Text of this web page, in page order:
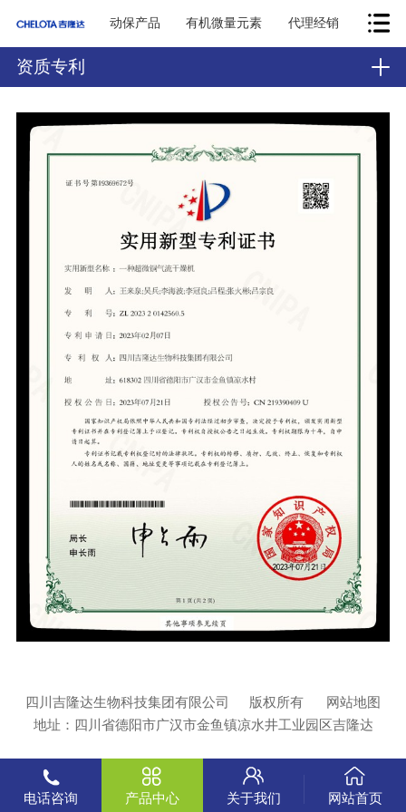
动保产品 有机微量元素 代理经销
资质专利
四川吉隆达生物科技集团有限公司 版权所有
网站地图
地址：四川省德阳市广汉市金鱼镇凉水井工业园区吉隆达
电话咨询 产品中心 关于我们 网站首页